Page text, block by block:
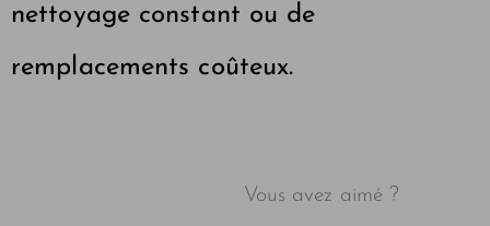
nettoyage constant ou de
remplacements coûteux.
Vous avez aimé ?